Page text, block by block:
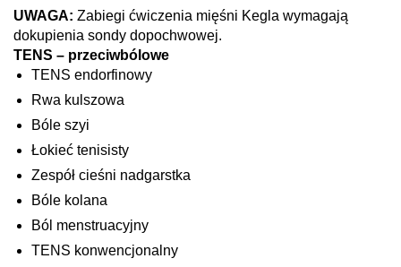
UWAGA: Zabiegi ćwiczenia mięśni Kegla wymagają
dokupienia sondy dopochwowej.
TENS – przeciwbólowe
TENS endorfinowy
Rwa kulszowa
Bóle szyi
Łokieć tenisisty
Zespół cieśni nadgarstka
Bóle kolana
Ból menstruacyjny
TENS konwencjonalny